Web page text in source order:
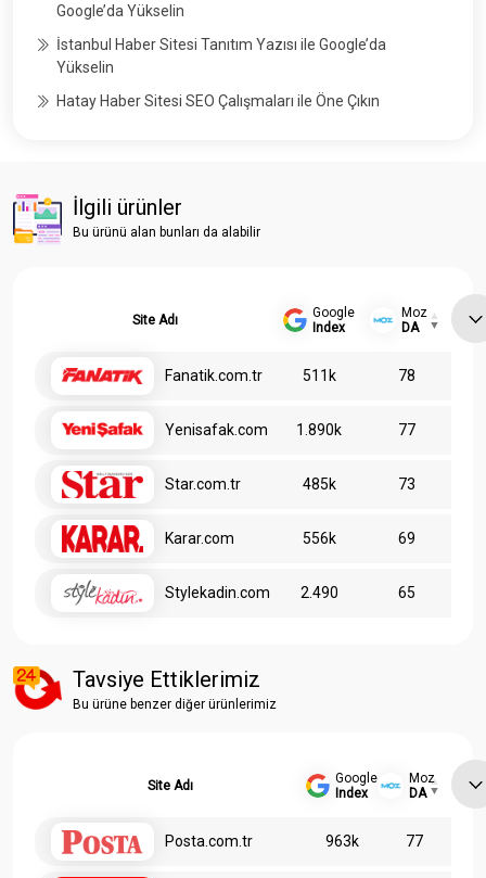
Google’da Yükselin
İstanbul Haber Sitesi Tanıtım Yazısı ile Google’da
Yükselin
Hatay Haber Sitesi SEO Çalışmaları ile Öne Çıkın
İlgili ürünler
Bu ürünü alan bunları da alabilir
Site Adı
Google
Index
Moz
DA
Fanatik.com.tr 511k 78
Yenisafak.com 1.890k 77
Star.com.tr 485k 73
Karar.com 556k 69
Stylekadin.com 2.490 65
Tavsiye Ettiklerimiz
Bu ürüne benzer diğer ürünlerimiz
Site Adı
Google
Index
Moz
DA
Posta.com.tr 963k 77